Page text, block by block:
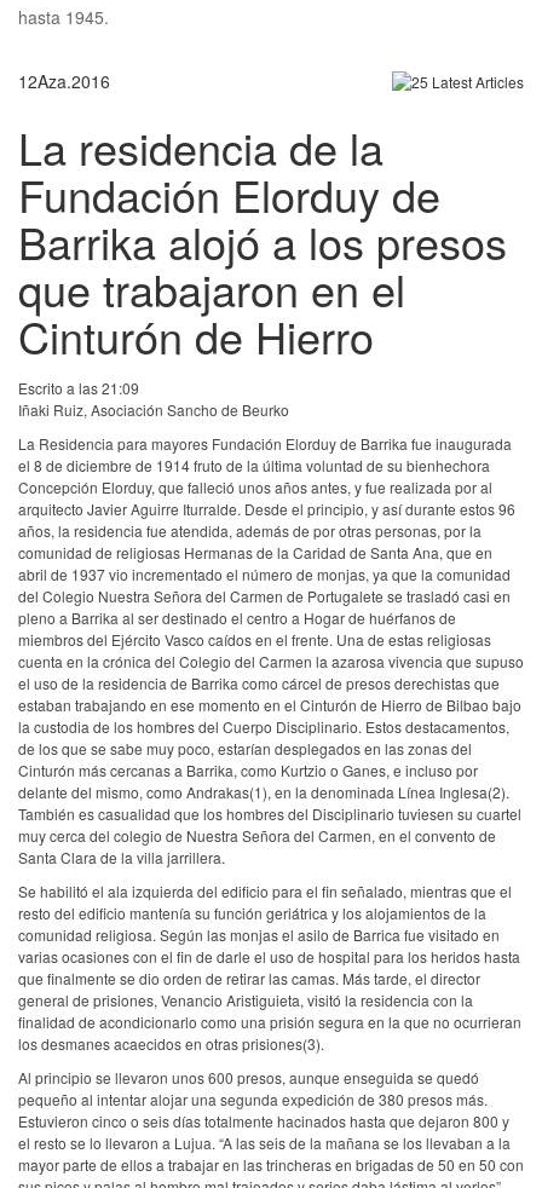
hasta 1945.
12Aza.2016
La residencia de la
Fundación Elorduy de
Barrika alojó a los presos
que trabajaron en el
Cinturón de Hierro
Escrito a las 21:09
Iñaki Ruiz, Asociación Sancho de Beurko
La Residencia para mayores Fundación Elorduy de Barrika fue inaugurada
el 8 de diciembre de 1914 fruto de la última voluntad de su bienhechora
Concepción Elorduy, que falleció unos años antes, y fue realizada por al
arquitecto Javier Aguirre Iturralde. Desde el principio, y así durante estos 96
años, la residencia fue atendida, además de por otras personas, por la
comunidad de religiosas Hermanas de la Caridad de Santa Ana, que en
abril de 1937 vio incrementado el número de monjas, ya que la comunidad
del Colegio Nuestra Señora del Carmen de Portugalete se trasladó casi en
pleno a Barrika al ser destinado el centro a Hogar de huérfanos de
miembros del Ejército Vasco caídos en el frente. Una de estas religiosas
cuenta en la crónica del Colegio del Carmen la azarosa vivencia que supuso
el uso de la residencia de Barrika como cárcel de presos derechistas que
estaban trabajando en ese momento en el Cinturón de Hierro de Bilbao bajo
la custodia de los hombres del Cuerpo Disciplinario. Estos destacamentos,
de los que se sabe muy poco, estarían desplegados en las zonas del
Cinturón más cercanas a Barrika, como Kurtzio o Ganes, e incluso por
delante del mismo, como Andrakas(1), en la denominada Línea Inglesa(2).
También es casualidad que los hombres del Disciplinario tuviesen su cuartel
muy cerca del colegio de Nuestra Señora del Carmen, en el convento de
Santa Clara de la villa jarrillera.
Se habilitó el ala izquierda del edificio para el fin señalado, mientras que el
resto del edificio mantenía su función geriátrica y los alojamientos de la
comunidad religiosa. Según las monjas el asilo de Barrica fue visitado en
varias ocasiones con el fin de darle el uso de hospital para los heridos hasta
que finalmente se dio orden de retirar las camas. Más tarde, el director
general de prisiones, Venancio Aristiguieta, visitó la residencia con la
finalidad de acondicionarlo como una prisión segura en la que no ocurrieran
los desmanes acaecidos en otras prisiones(3).
Al principio se llevaron unos 600 presos, aunque enseguida se quedó
pequeño al intentar alojar una segunda expedición de 380 presos más.
Estuvieron cinco o seis días totalmente hacinados hasta que dejaron 800 y
el resto se lo llevaron a Lujua. “A las seis de la mañana se los llevaban a la
mayor parte de ellos a trabajar en las trincheras en brigadas de 50 en 50 con